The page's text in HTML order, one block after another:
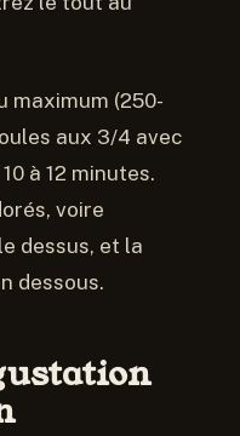
maximum (250-
aux 3/4 avec
à 12 minutes.
voire
dessus, et la
dessous.